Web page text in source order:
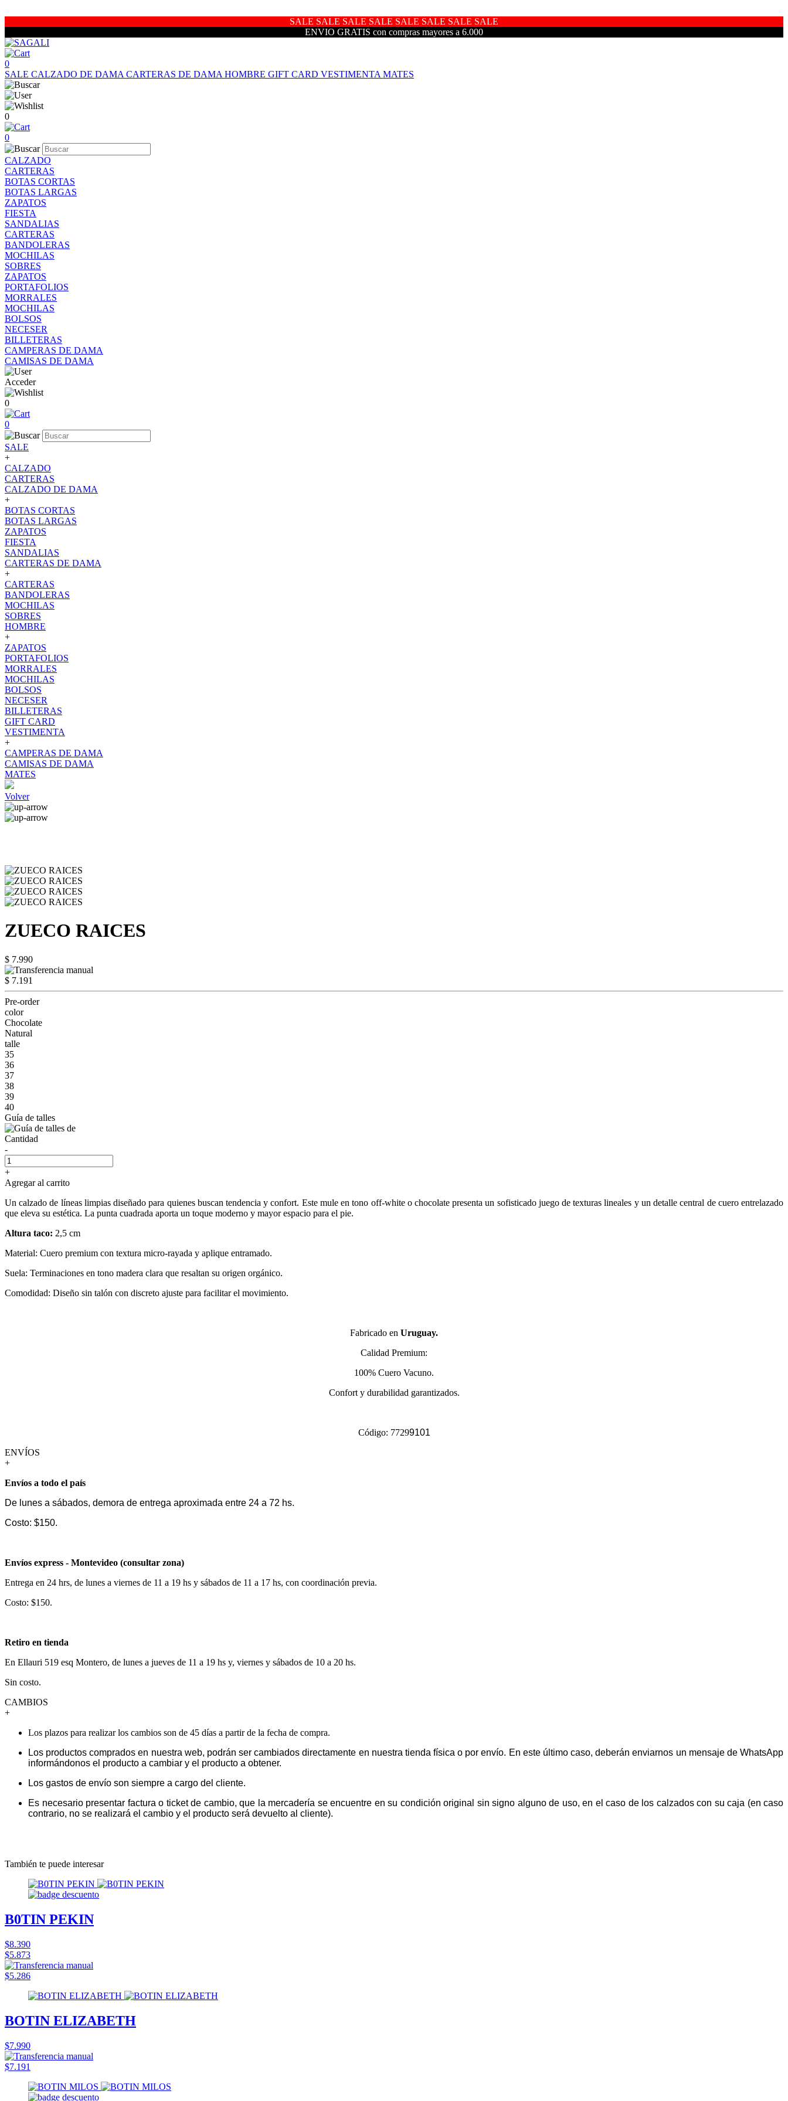
SALE SALE SALE SALE SALE SALE SALE SALE
ENVIO GRATIS con compras mayores a 6.000
0
SALE CALZADO DE DAMA CARTERAS DE DAMA HOMBRE GIFT CARD VESTIMENTA MATES
0
0
CALZADO
CARTERAS
BOTAS CORTAS
BOTAS LARGAS
ZAPATOS
FIESTA
SANDALIAS
CARTERAS
BANDOLERAS
MOCHILAS
SOBRES
ZAPATOS
PORTAFOLIOS
MORRALES
MOCHILAS
BOLSOS
NECESER
BILLETERAS
CAMPERAS DE DAMA
CAMISAS DE DAMA
Acceder
0
0
SALE
+
CALZADO
CARTERAS
CALZADO DE DAMA
+
BOTAS CORTAS
BOTAS LARGAS
ZAPATOS
FIESTA
SANDALIAS
CARTERAS DE DAMA
+
CARTERAS
BANDOLERAS
MOCHILAS
SOBRES
HOMBRE
+
ZAPATOS
PORTAFOLIOS
MORRALES
MOCHILAS
BOLSOS
NECESER
BILLETERAS
GIFT CARD
VESTIMENTA
+
CAMPERAS DE DAMA
CAMISAS DE DAMA
MATES
Volver
ZUECO RAICES
$ 7.990
$ 7.191
Pre-order
color
Chocolate
Natural
talle
35
36
37
38
39
40
Guía de talles
Cantidad
-
+
Agregar al carrito
Un calzado de líneas limpias diseñado para quienes buscan tendencia y confort. Este mule en tono off-white o chocolate presenta un sofisticado juego de texturas lineales y un detalle central de cuero entrelazado
que eleva su estética. La punta cuadrada aporta un toque moderno y mayor espacio para el pie.
Altura taco: 2,5 cm
Material: Cuero premium con textura micro-rayada y aplique entramado.
Suela: Terminaciones en tono madera clara que resaltan su origen orgánico.
Comodidad: Diseño sin talón con discreto ajuste para facilitar el movimiento.
Fabricado en Uruguay.
Calidad Premium:
100% Cuero Vacuno.
Confort y durabilidad garantizados.
Código: 77299101
ENVÍOS
+
Envíos a todo el país
De lunes a sábados, demora de entrega aproximada entre 24 a 72 hs.
Costo: $150.
Envíos express - Montevideo (consultar zona)
Entrega en 24 hrs, de lunes a viernes de 11 a 19 hs y sábados de 11 a 17 hs, con coordinación previa.
Costo: $150.
Retiro en tienda
En Ellauri 519 esq Montero, de lunes a jueves de 11 a 19 hs y, viernes y sábados de 10 a 20 hs.
Sin costo.
CAMBIOS
+
Los plazos para realizar los cambios son de 45 días a partir de la fecha de compra.
Los productos comprados en nuestra web, podrán ser cambiados directamente en nuestra tienda física o por envío. En este último caso, deberán enviarnos un mensaje de WhatsApp
informándonos el producto a cambiar y el producto a obtener.
Los gastos de envío son siempre a cargo del cliente.
Es necesario presentar factura o ticket de cambio, que la mercadería se encuentre en su condición original sin signo alguno de uso, en el caso de los calzados con su caja (en caso
contrario, no se realizará el cambio y el producto será devuelto al cliente).
También te puede interesar
B0TIN PEKIN
$8.390
$5.873
$5.286
BOTIN ELIZABETH
$7.990
$7.191